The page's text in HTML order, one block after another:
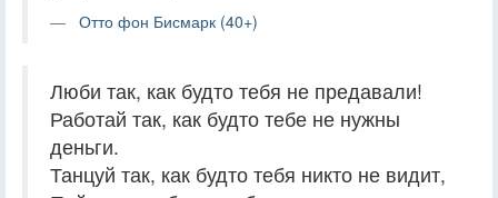
Отто фон Бисмарк (40+)
Люби так, как будто тебя не предавали!
Работай так, как будто тебе не нужны
деньги.
Танцуй так, как будто тебя никто не видит,